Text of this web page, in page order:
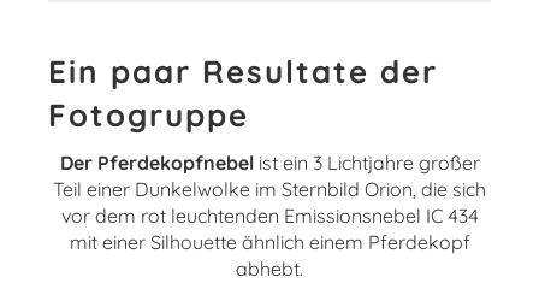
Ein paar Resultate der
Fotogruppe
Der Pferdekopfnebelist ein 3 Lichtjahre großer
Teil einer Dunkelwolke im Sternbild Orion, die sich
vor dem rot leuchtenden Emissionsnebel IC 434
mit einer Silhouette ähnlich einem Pferdekopf
abhebt.